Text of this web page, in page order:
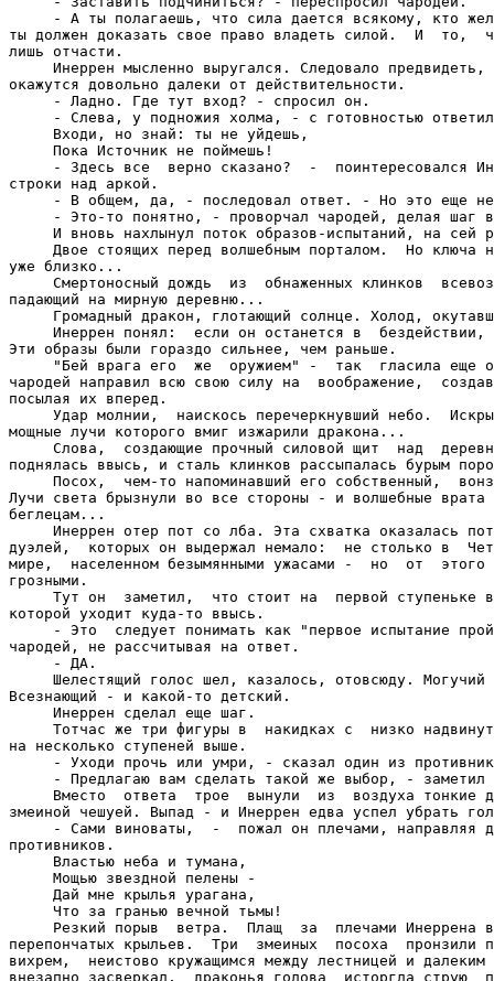
посоха  пронзили пустоту  -  чародей  стал
вихрем,  неистово кружащимся между лестницей и далеким сводом. Посох в его руке
внезапно засверкал,  драконья голова  исторгла струю  пламени  -  и  первый  из
нападавших растворился в нем. Инеррен на лету подхватил его посох и нанес удар,
усилив его мощью талисмана противника. Шар голубого пламени поглотил оставшихся
врагов, заботливо оставив в стороне их посохи.
     Вихрь остановился.
     Стоявшая на несколько шагов позади Тень произнесла:
     - Чистая победа!
     Чародей взял  чужие  посохи  в  левую  руку,  осторожно поднес свой  к  их
навершиям;  драконья голова  разинула пасть,  захватила все  три  посоха гибким
раздвоенным языком и  втянула внутрь.  Затем  послышался чавкающий звук  -  три
куска обмякшей змеиной кожи были выброшены наружу.
     - Это еще зачем? - поинтересовалась Тень.
     - Не  знаю.  Но  дополнительная энергия  никогда не  повредит,  -  пояснил
Инеррен.
     Его  посох позеленел и  стал чуть-чуть толще.  Однако желтые глаза дракона
сверкали  даже  ярче,   чем  до  схватки,   -   и  это  лучше  всяких  проверок
гарантировало, что все в порядке.
     Чародей внутренне собрался и занес ногу на последнюю ступеньку, оставшуюся
до площадки.
     В  воздухе витал аромат,  какого он еще никогда не ощущал -  даже в темном
мире. Инеррен почувствовал, как его куда-то переносит...
     - Новый претендент! - объявил герольд.
     Он стоял в  середине амфитеатра.  Арену устилал белый песок.  Трибуны были
заполнены пришельцами из многих миров, и лишь небольшая часть их принадлежала к
человеческим расам.
     - Назови свое Имя!  - потребовал высокий человек, сидящий в кресле, слегка
напоминавшем трон.  На поясе его висела длинная шпага, но она служила скорее не
оружием, а символом власти.
     - Инеррен,  -  ответил  чародей.  Когда  ставки  так  высоки,  нет  смысла
соблюдать все правила.  Да,  Имя связано с Силой, но, даже зная Имя противника,
обратить это знание себе на  пользу гораздо сложнее,  чем представляли себе те,
кто составлял Правила Магов.
     - Ты готов сразиться за Власть?
     - Я пришел сюда не за Властью,  а за Силой и Знаниями,  -  сказал Инеррен.
Конечно,  если будет предложена и Власть,  отказываться он не станет,  -  но об
этом лучше пока умолчать.
     - Хорошо,  -  заметил судья (кто бы  еще  мог  задавать подобные вопросы в
такой момент?) и подал знак.
     Через ограждение арены перешагнул...
     Нет, перелетел... переплыл... просочился...
     Он менял цвета,  позы и  формы с неимоверной быстротой.  А может,  она или
оно? Инеррен вовсе не был уверен насчет этого.
     - Кто это? - задал он вопрос.
     - Твой противник, - ответил герольд. - Его зовут Схиавхей.
     - Схиа... ладно. Но кто он?
     - Это тебе знать не обязательно.  Предупреждаю:  большая часть заклинаний,
направленных на него, поразит тебя самого.
     Веселенькое дело!  Ну ладно,  подумал чародей, есть разные способы содрать
шкуру с волка...
     Он быстро подобрал в уме рифмы и пробормотал:
     Круг света - вечность и покой,
     И Время тянет за собой
     До Грани теневых миров
     Того, кто Власть вкусить готов
     Посох Инеррена быстро очертил кольцо вокруг противника.  И  сияющая пелена
звездных  лучей,  заключив  в  непроницаемую клетку  Схиавхея,  сомкнулась -  и
исчезла, не оставив и следа. Только круг, где он ранее стоял, был покрыт тонкой
серой пылью вместо прежнего белого песка.
     - Победа Инеррена! - торжественно провозгласил герольд.
     Чародей слегка поклонился и  направился к скамье,  где сражавшиеся на этом
странном турнире отдыхали после поединка.
     - Неплохо сработано,  - произнесла сидящая с краю девушка в синем плаще. -
Хотя я бы поступила иначе.
     - У каждого мага свой стиль,  - ответил Инеррен. - Разве существует только
одна дорога к цели?
     - Я не говорю,  что ты был не прав,  - усмехнулась та. - Из какого мира ты
прибыл?
     - Серые Страны. - Чародей нисколько не грешил против истины.
     - Да нет, - отмахнулась девушка, - я о твоем РОДНОМ мире.
     - Четрания, - уступил он.
     Она странно посмотрела на него.
     - Я никогда не слышала об Инеррене,  -